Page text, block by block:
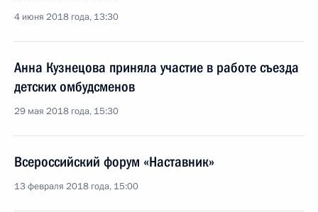
4 июня 2018 года, 13:30
Анна Кузнецова приняла участие в работе съезда
детских омбудсменов
29 мая 2018 года, 15:30
Всероссийский форум «Наставник»
13 февраля 2018 года, 15:00